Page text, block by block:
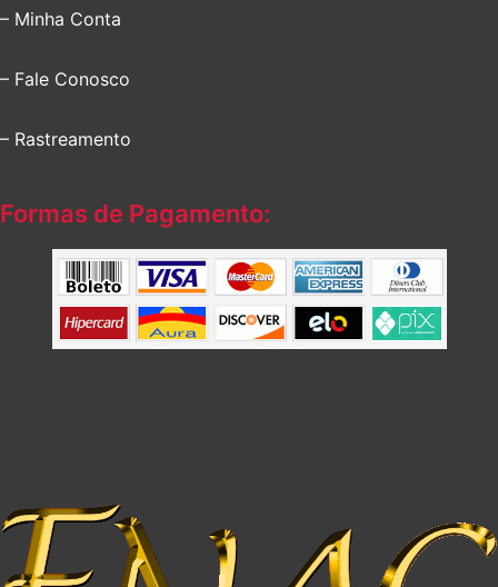
– Minha Conta
– Fale Conosco
– Rastreamento
Formas de Pagamento: